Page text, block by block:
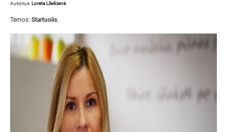
Autorius: Loreta Lileikienė
Temos: Startuolis.